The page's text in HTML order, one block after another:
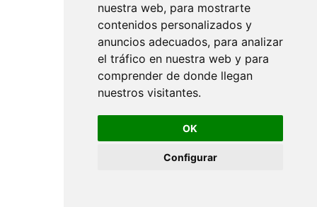
nuestra web, para mostrarte
contenidos personalizados y
anuncios adecuados, para analizar
el tráfico en nuestra web y para
comprender de donde llegan
nuestros visitantes.
OK
Configurar